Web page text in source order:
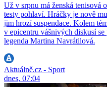
Už v srpnu má ženská tenisová
testy pohlaví. Hráčky je nově
jim hrozí suspendace. Kolem
v epicentru vášnivých diskusí
legenda Martina Navrátilová.
Aktuálně.cz - Sport
dnes, 07:04